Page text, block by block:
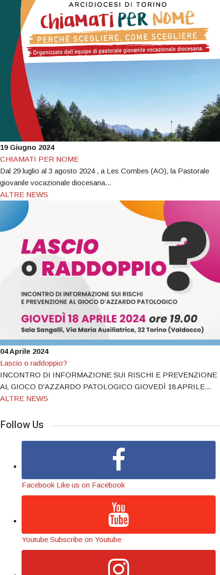
19 Giugno 2024
CHIAMATI PER NOME
Dal 29 luglio al 3 agosto 2024 , a Les Combes (AO), la Pastorale
giovanile vocazionale diocesana...
ALTRE NEWS
04 Aprile 2024
Lascio o raddoppio?
INCONTRO DI INFORMAZIONE SUI RISCHI E PREVENZIONE
AL GIOCO D'AZZARDO PATOLOGICO GIOVEDÌ 18 APRILE...
ALTRE NEWS
Follow Us
Facebook Like us on Facebook
Youtube Subscribe on Youtube